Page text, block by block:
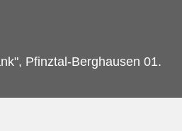
Pfinztal-Berghausen 01.